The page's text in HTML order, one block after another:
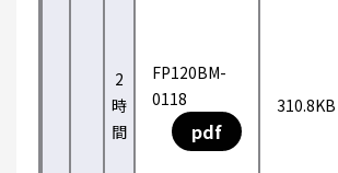
2
時
間
FP120BM-
0118
pdf
310.8KB